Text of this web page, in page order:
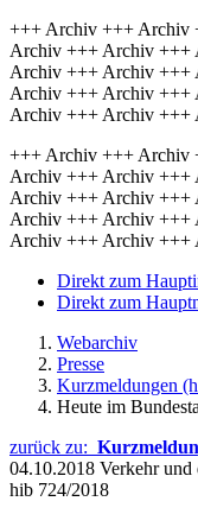
+++ Archiv +++ Archiv
Archiv +++ Archiv
Archiv +++ Archiv
Archiv +++ Archiv
Archiv +++ Archiv
+++ Archiv +++ Archiv
Archiv +++ Archiv
Archiv +++ Archiv
Archiv +++ Archiv
Archiv +++ Archiv
Direkt zum
Direkt zum
Webarchiv
Presse
Kurzmeldungen
Heute im
zurück zu:
04.10.2018 Verkehr
hib 724/2018